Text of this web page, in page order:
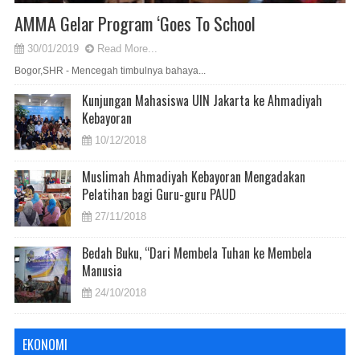
AMMA Gelar Program ‘Goes To School
30/01/2019 Read More...
Bogor,SHR - Mencegah timbulnya bahaya...
Kunjungan Mahasiswa UIN Jakarta ke Ahmadiyah
Kebayoran
10/12/2018
Muslimah Ahmadiyah Kebayoran Mengadakan
Pelatihan bagi Guru-guru PAUD
27/11/2018
Bedah Buku, “Dari Membela Tuhan ke Membela
Manusia
24/10/2018
EKONOMI